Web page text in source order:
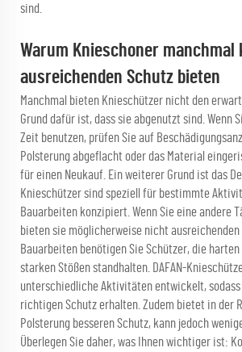
sind.
Warum Knieschoner manchmal
ausreichenden Schutz bieten
Manchmal bieten Knieschützer nicht den
Grund dafür ist, dass sie abgenutzt sind. Wenn
Zeit benutzen, prüfen Sie auf
Polsterung abgeflacht oder das Material
für einen Neukauf. Ein weiterer Grund ist das
Knieschützer sind speziell für bestimmte
Bauarbeiten konzipiert. Wenn Sie eine andere
bieten sie möglicherweise nicht ausreichenden
Bauarbeiten benötigen Sie Schützer, die harten
starken Stößen standhalten. DAFAN-
unterschiedliche Aktivitäten entwickelt, sodass
richtigen Schutz erhalten. Zudem bietet in der
Polsterung besseren Schutz, kann jedoch
Überlegen Sie daher, was Ihnen wichtiger ist: